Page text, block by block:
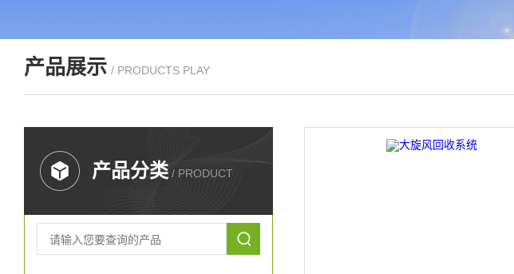
产品展示 / PRODUCTS PLAY
产品分类 / PRODUCT